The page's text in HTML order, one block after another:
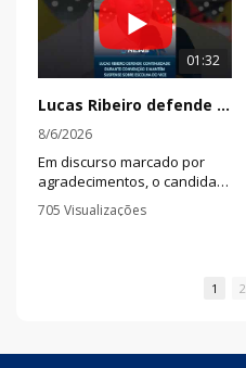
01:32
Lucas Ribeiro defende continuidade durante convenção e mantém suspense sobre escolha do vice
8/6/2026
Em discurso marcado por
agradecimentos, o candidato
à reeleição afirmou que a
Paraíba deve seguir olhando
705 Visualizações
1 2